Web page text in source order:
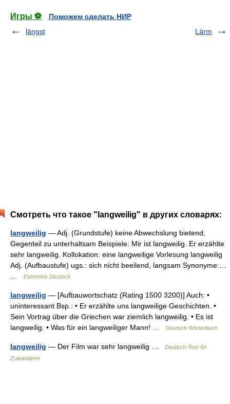
Игры ⚽
Поможем сделать НИР
längst
Lärm
Смотреть что такое "langweilig" в других словарях:
langweilig — Adj. (Grundstufe) keine Abwechslung bietend,
Gegenteil zu unterhaltsam Beispiele: Mir ist langweilig. Er erzählte
sehr langweilig. Kollokation: eine langweilige Vorlesung langweilig
Adj. (Aufbaustufe) ugs.: sich nicht beeilend, langsam Synonyme:…
Extremes Deutsch
langweilig — [Aufbauwortschatz (Rating 1500 3200)] Auch: •
uninteressant Bsp.: • Er erzählte uns langweilige Geschichten. •
Sein Vortrag über die Griechen war ziemlich langweilig. • Es ist
langweilig. • Was für ein langweiliger Mann! …
Deutsch Wörterbuch
langweilig — Der Film war sehr langweilig …
Deutsch-Test für
Zuwanderer